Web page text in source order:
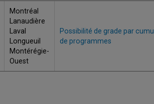
Montréal
Lanaudière
Laval
Longueuil
Montérégie-
Ouest
Possibilité de grade par cumul
de programmes